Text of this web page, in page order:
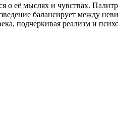
о её мыслях и чувствах.
балансирует между
подчеркивая реализм и